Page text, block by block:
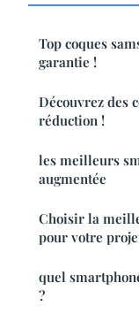
Top coques
garantie !
Découvrez des
réduction !
les meilleurs
augmentée
Choisir la
pour votre
quel
?